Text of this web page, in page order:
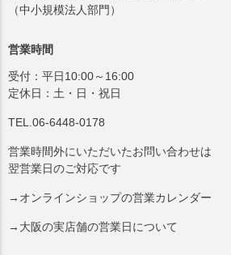
（中小規模法人部門）
営業時間
受付：平日10:00～16:00
定休日：土・日・祝日
TEL.06-6448-0178
営業時間外にいただいたお問い合わせは
翌営業日のご対応です
→オンラインショップの営業カレンダー
→大阪の実店舗の営業日について